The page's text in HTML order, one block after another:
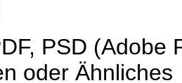
PSD
oder Ähnliches